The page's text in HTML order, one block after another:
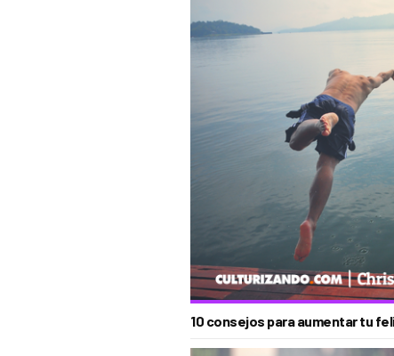
10 consejos para aumentar tu